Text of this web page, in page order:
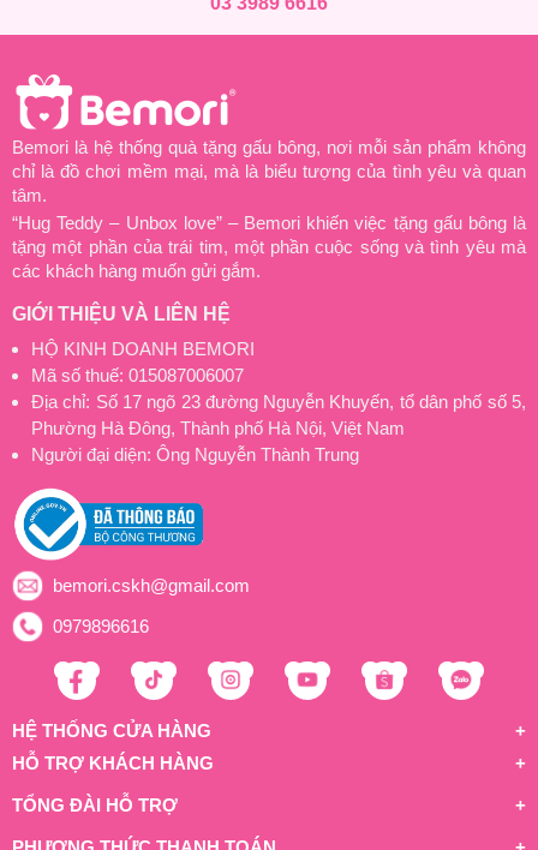
Bemori là hệ thống quà tặng gấu bông, nơi mỗi sản phẩm không
chỉ là đồ chơi mềm mại, mà là biểu tượng của tình yêu và quan
tâm.
“Hug Teddy – Unbox love” – Bemori khiến việc tặng gấu bông là
tặng một phần của trái tim, một phần cuộc sống và tình yêu mà
các khách hàng muốn gửi gắm.
GIỚI THIỆU VÀ LIÊN HỆ
HỘ KINH DOANH BEMORI
Mã số thuế: 015087006007
Địa chỉ: Số 17 ngõ 23 đường Nguyễn Khuyến, tổ dân phố số 5,
Phường Hà Đông, Thành phố Hà Nội, Việt Nam
Người đại diện: Ông Nguyễn Thành Trung
bemori.cskh@gmail.com
0979896616
HỆ THỐNG CỬA HÀNG
HỖ TRỢ KHÁCH HÀNG
TỔNG ĐÀI HỖ TRỢ